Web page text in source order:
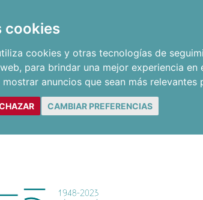
cookies
cookies y otras tecnologías de
, para brindar una mejor experiencia en
mostrar anuncios que sean más relevantes
CAMBIAR PREFERENCIAS